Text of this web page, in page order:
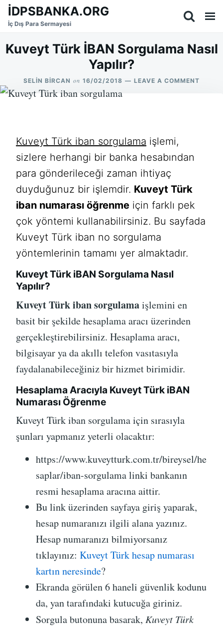
SkipSearch
for:
İDPSBANKA.ORG
İç Dış Para Sermayesi
Kuveyt Türk İBAN Sorgulama Nasıl
Yapılır?
SELIN BIRCAN on 16/02/2018 LEAVE A COMMENT
Kuveyt Türk iban sorgulama işlemi,
sizlere herhangi bir banka hesabından
para gönderileceği zaman ihtiyaç
duyduğunuz bir işlemdir. Kuveyt Türk
iban numarası öğrenme için farklı pek
çok yöntemi kullanabilirsiniz. Bu sayfada
Kuveyt Türk iban no sorgulama
yöntemlerinin tamamı yer almaktadır.
Kuveyt Türk iBAN Sorgulama Nasıl
Yapılır?
Kuveyt Türk iban sorgulamaişlemini en
basit bir şekilde hesaplama aracı üzerinden
gerçekleştirebilirsiniz. Hesaplama aracı,
bilgisayar ya da akıllı telefon vasıtasıyla
faydalanabileceğiniz bir hizmet birimidir.
Hesaplama Aracıyla Kuveyt Türk iBAN
Numarası Öğrenme
Kuveyt Türk iban sorgulama için sırasıyla
şunları yapmanız yeterli olacaktır:
https://www.kuveytturk.com.tr/bireysel/he
saplar/iban-sorgulama linki bankanın
resmi hesaplama aracına aittir.
Bu link üzerinden sayfaya giriş yaparak,
hesap numaranızı ilgili alana yazınız.
Hesap numaranızı bilmiyorsanız
tıklayınız: Kuveyt Türk hesap numarası
kartın neresinde?
Ekranda görülen 6 haneli güvenlik kodunu
da, yan tarafındaki kutucuğa giriniz.
Sorgula butonuna basarak, Kuveyt Türk